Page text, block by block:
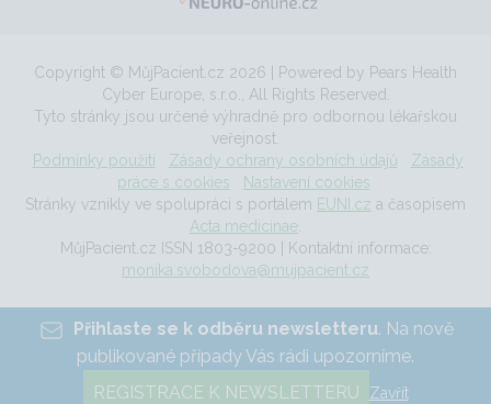
Copyright © MůjPacient.cz 2026 | Powered by Pears Health
Cyber Europe, s.r.o., All Rights Reserved.
Tyto stránky jsou určené výhradně pro odbornou lékařskou
veřejnost.
Podmínky použití
Zásady ochrany osobních údajů
Zásady
práce s cookies
Nastavení cookies
Stránky vznikly ve spolupráci s portálem EUNI.cz a časopisem
Acta medicinae
MůjPacient.cz ISSN 1803-9200 | Kontaktní informace:
monika.svobodova@mujpacient.cz
Přihlaste se k odběru newsletteru. Na nově
publikované případy Vás rádi upozorníme.
REGISTRACE K NEWSLETTERU
Zavřít